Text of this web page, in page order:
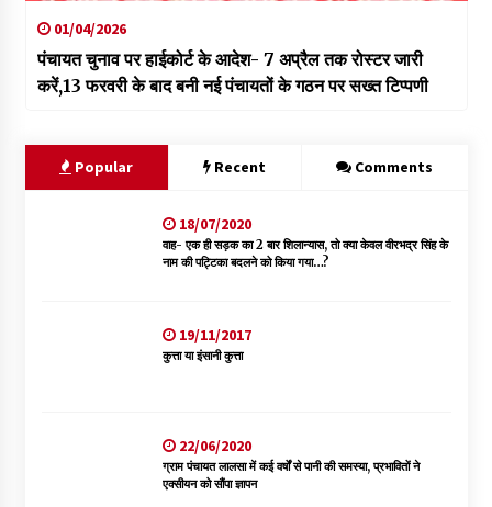
01/04/2026
पंचायत चुनाव पर हाईकोर्ट के आदेश- 7 अप्रैल तक रोस्टर जारी
करें,13 फरवरी के बाद बनी नई पंचायतों के गठन पर सख्त टिप्पणी
Popular Recent Comments
18/07/2020
वाह- एक ही सड़क का 2 बार शिलान्यास, तो क्या केवल वीरभद्र सिंह के
नाम की पट्टिका बदलने को किया गया…?
19/11/2017
कुत्ता या इंसानी कुत्ता
22/06/2020
ग्राम पंचायत लालसा में कई वर्षों से पानी की समस्या, प्रभावितों ने
एक्सीयन को सौंपा ज्ञापन